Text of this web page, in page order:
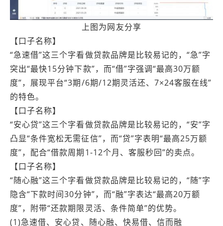
上图为网友分享
【口子名称】
“急速借”这三个字看做贷款品牌是比较易记的，“急”字
突出“最快15分钟下款”，而“借”字强调“最高30万额
度”，展现平台“3期/6期/12期灵活还、7×24客服在线”
的特色。
【口子名称】
“安心贷”这三个字看做贷款品牌是比较易记的，“安”字
凸显“条件宽松无需征信”，而“贷”字表明“最高25万额
度”，配合“借款周期1-12个月、客服秒回”的卖点。
【口子名称】
“随心融”这三个字看做贷款品牌是比较易记的，“随”字
隐含“下款时间30分钟”，而“融”字表达“最高20万额
度”，附带“还款期限灵活、条件简单”的优势。
(1)急速借、安心贷、随心融、快易借、信而融